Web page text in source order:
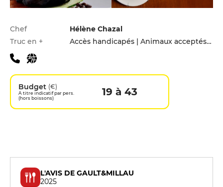
Infos pratiques
Chef
Hélène Chazal
Truc en +
Accès handicapés | Animaux acceptés | Parking privé
Budget (€)
A titre indicatif par pers.
(hors boissons)
19 à 43
L'AVIS DE GAULT&MILLAU
2025